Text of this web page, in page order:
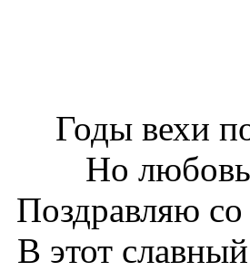
Годы вехи
Но любовь
Поздравляю
В этот